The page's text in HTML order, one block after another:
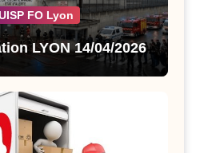
FO Lyon
LYON 14/04/2026